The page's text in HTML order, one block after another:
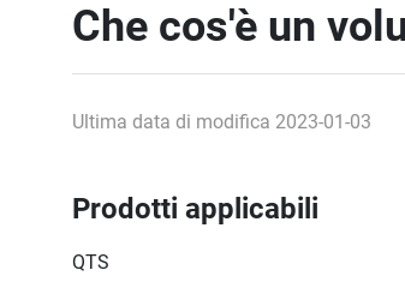
Che cos'è un
Ultima data di modifica 2023-01-03
Prodotti applicabili
QTS